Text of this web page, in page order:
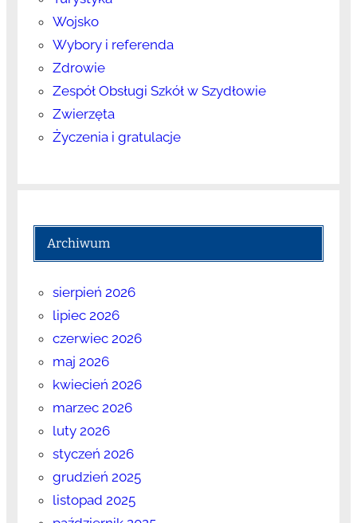
Wojsko
Wybory i referenda
Zdrowie
Zespół Obsługi Szkół w Szydłowie
Zwierzęta
Życzenia i gratulacje
Archiwum
sierpień 2026
lipiec 2026
czerwiec 2026
maj 2026
kwiecień 2026
marzec 2026
luty 2026
styczeń 2026
grudzień 2025
listopad 2025